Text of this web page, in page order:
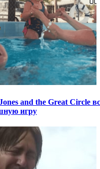
and the Great Circle
игру